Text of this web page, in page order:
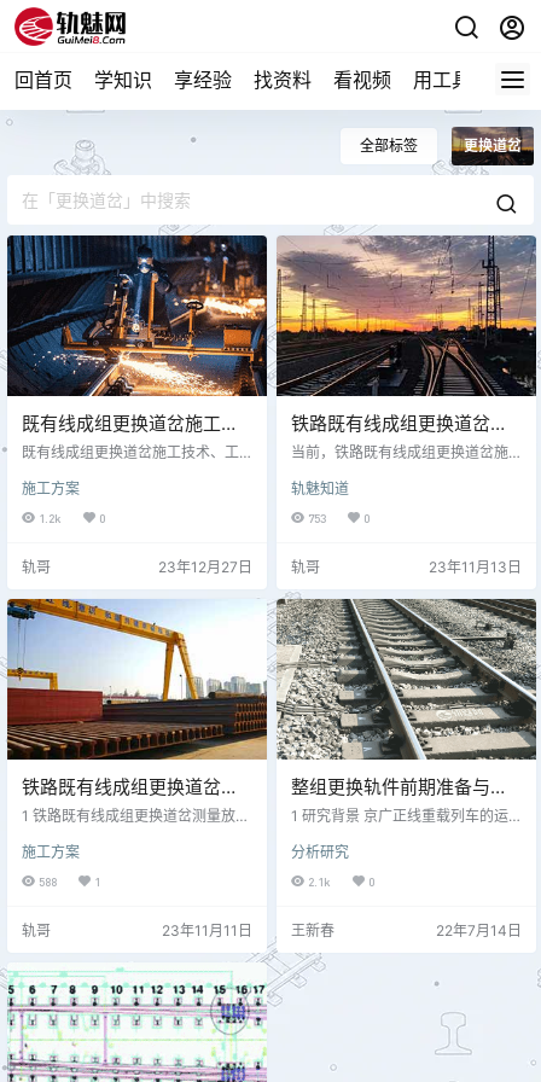
回首页 学知识 享经验 找资料 看视频 用工具 论技
全部标签 更换道岔
既有线成组更换道岔施工方
案
既有线成组更换道岔施工技术、工
仍需注意现场实际情况以及工程要
求。成组更换道岔既可以采用拆铺
较难开展，本文主要探讨预铺法进
（一）既有线成组更换道岔前测量
放样 通常在铁路既有线成组更换道
岔换铺作业前，施工人员应结合施
工现场具体情况对新道岔坐标进行
精准定位。首先明确既有道岔和现
施工方案
1.2k 0
轨哥 23年12月27日
铁路既有线成组更换道岔施
工工艺(纵横移动)
当前，铁路既有线成组更换道岔施
应用过程中仍需注意现场实际情况
以及工程要求。因此，加强相关施
常，在铁路既有线成组更换道岔换
铺作业前，施工人员应结合施工现
场具体情况对新岔位坐标进行精准
定位。首先明确基准方向，有效确
定一股既有线路的正确方向后，才
可施放各单开道岔的岔头、岔心以
及岔尾控制桩，然后使用方尺将岔
头、岔…
轨魅知道
753 0
轨哥 23年11月13日
铁路既有线成组更换道岔施
工技术
1 铁路既有线成组更换道岔测量放样
线成组更换道岔预铺施工前，需要
开展测量放样作业，为后续施工活
动的开展提供准确参照，减小施工
员对设计图纸与现场情况进行对照
整改；②根据现场情况与已知工程
信息，明确基准方向、一股铁路既
有线路方向，将其为参照开展单开
道岔岔头测量、岔尾控制桩打入、
道岔岔心测量标记等操作；③…
施工方案
588 1
轨哥 23年11月11日
整组更换轨件前期准备与作
业流程的质量控制
1 研究背景 京广正线重载列车的运
设备变化快，几何尺寸不容易保
持。特别是铁联线020型号道岔199
7年铺设，目前在管内正线运营之
影响下锈蚀、磨损、折断，在车轮
横向力的作用下，使轨道几何尺寸
发生变化，产生晃车，保证设备零
配件完整和行车平稳，进行整组更
换配件工作，是确保线路稳定保证
行车安全畅通的一项重要工作。 2
研究整组更换轨件组织的意义…
分析研究
2.1k 0
王新春 22年7月14日